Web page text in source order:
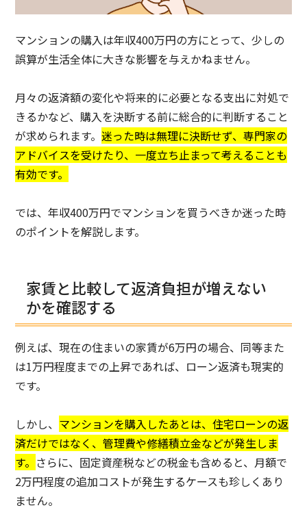
マンションの購入は年収400万円の方にとって、少しの
誤算が生活全体に大きな影響を与えかねません。
月々の返済額の変化や将来的に必要となる支出に対処で
きるかなど、購入を決断する前に総合的に判断すること
が求められます。迷った時は無理に決断せず、専門家の
アドバイスを受けたり、一度立ち止まって考えることも
有効です。
では、年収400万円でマンションを買うべきか迷った時
のポイントを解説します。
家賃と比較して返済負担が増えない
かを確認する
例えば、現在の住まいの家賃が6万円の場合、同等また
は1万円程度までの上昇であれば、ローン返済も現実的
です。
しかし、 マンションを購入したあとは、住宅ローンの返
済だけではなく、管理費や修繕積立金などが発生しま
す。 さらに、固定資産税などの税金も含めると、月額で
2万円程度の追加コストが発生するケースも珍しくあり
ません。